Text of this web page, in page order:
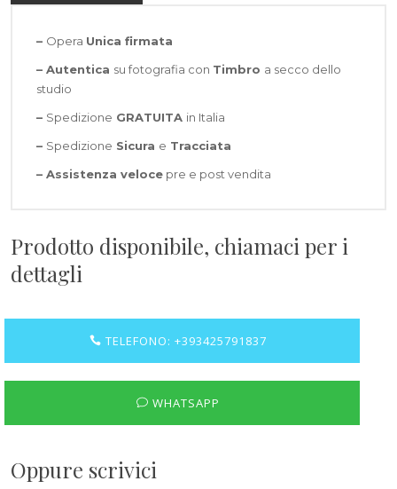
– Opera Unica firmata
– Autentica su fotografia con Timbro a secco dello
studio
– Spedizione GRATUITA in Italia
– Spedizione Sicura e Tracciata
– Assistenza velocepre e post vendita
Prodotto disponibile, chiamaci per i
dettagli
TELEFONO: +393425791837
WHATSAPP
Oppure scrivici